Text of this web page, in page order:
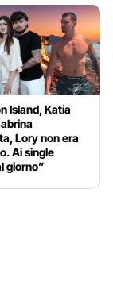
Island, Katia
Lory non era
Ai single
giorno”